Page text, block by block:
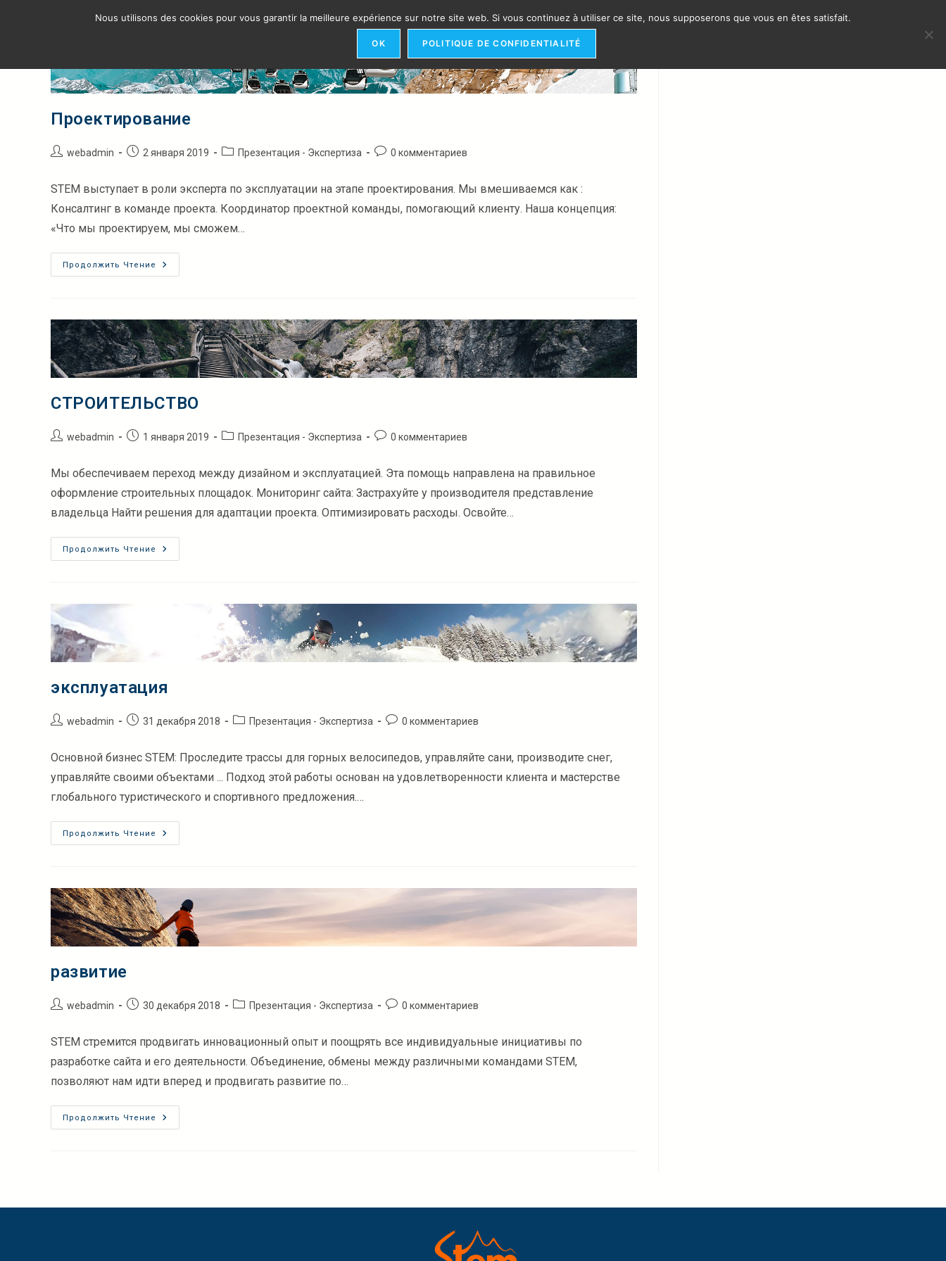
ОБЛАСТИ ВМЕШАТЕЛЬСТВА МЕЖДУНАРОДНОЕ
Проектирование
Авторwebadmin
Запись2 января 2019
Рубрика
Презентация - Экспертиза
Комментарии
0 комментариев
STEM выступает в роли эксперта по эксплуатации на этапе проектирования. Мы вмешиваемся как :
Консалтинг в команде проекта. Координатор проектной команды, помогающий клиенту. Наша концепция:
«Что мы проектируем, мы сможем…
Продолжить Чтение Проектирование
СТРОИТЕЛЬСТВО
Авторwebadmin
Запись1 января 2019
Рубрика
Презентация - Экспертиза
Комментарии
0 комментариев
Мы обеспечиваем переход между дизайном и эксплуатацией. Эта помощь направлена ​​на правильное
оформление строительных площадок. Мониторинг сайта: Застрахуйте у производителя представление
владельца Найти решения для адаптации проекта. Оптимизировать расходы. Освойте…
Продолжить Чтение СТРОИТЕЛЬСТВО
эксплуатация
Авторwebadmin
Запись31 декабря 2018
Рубрика
Презентация - Экспертиза
Комментарии
0 комментариев
Основной бизнес STEM: Проследите трассы для горных велосипедов, управляйте сани, производите снег,
управляйте своими объектами ... Подход этой работы основан на удовлетворенности клиента и мастерстве
глобального туристического и спортивного предложения.…
Продолжить Чтение Эксплуатация
развитие
Авторwebadmin
Запись30 декабря 2018
Рубрика
Презентация - Экспертиза
Комментарии
0 комментариев
STEM стремится продвигать инновационный опыт и поощрять все индивидуальные инициативы по
разработке сайта и его деятельности. Объединение, обмены между различными командами STEM,
позволяют нам идти вперед и продвигать развитие по…
Продолжить Чтение Развитие
Nous utilisons des cookies pour vous garantir la meilleure expérience sur notre site web. Si vous continuez à utiliser ce site, nous supposerons que vous en êtes satisfait.
OK POLITIQUE DE CONFIDENTIALITÉ